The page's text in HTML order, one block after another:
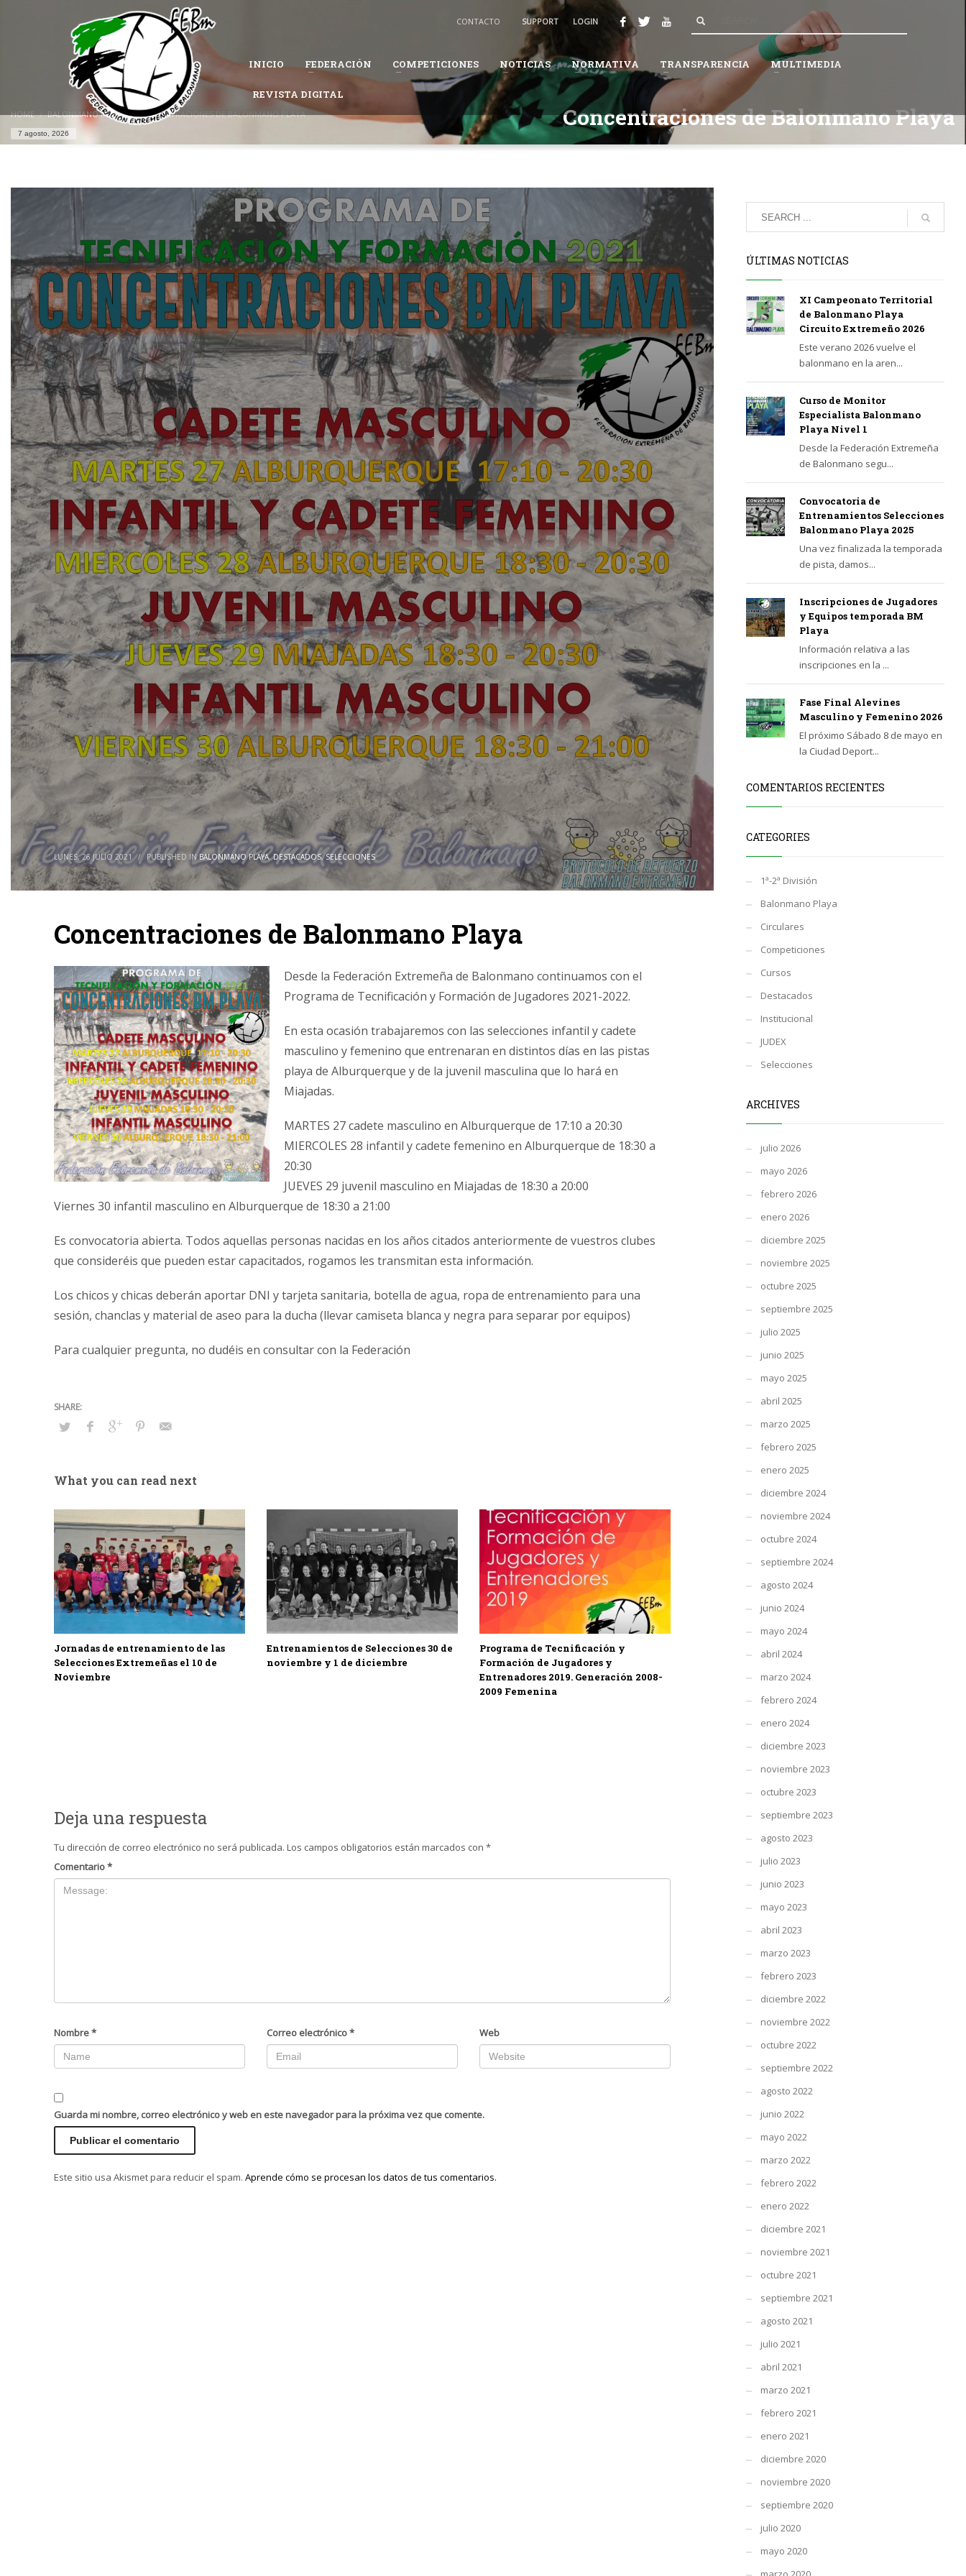
CÓMO AFILIARSE A LA FEDERACIÓN EXTREMEÑA DE BALONMANO
Completa el formulario de afiliación Recibirás un email para confirmar tu solicitud. Espera a que la Federación valide tu solicitud.
Permanece atento al estado de tu solicitud, es posible que la Federación te pueda solicitar información adicional para completar tus datos.
Si tienes problemas con tu afiliación,contacta con nosotrosy te ayudaremos en el proceso.
CONTACTO SUPPORT LOGIN
INICIO FEDERACIÓN COMPETICIONES NOTICIAS NORMATIVA TRANSPARENCIA MULTIMEDIA
REVISTA DIGITAL
HOME BALONMANO PLAYA CONCENTRACIONES DE BALONMANO PLAYA
7 agosto, 2026
Concentraciones de Balonmano Playa
LUNES, 26 JULIO 2021 / PUBLISHED INBALONMANO PLAYA,DESTACADOS,SELECCIONES
Concentraciones de Balonmano Playa
Desde la Federación Extremeña de Balonmano continuamos con el
Programa de Tecnificación y Formación de Jugadores 2021-2022.
En esta ocasión trabajaremos con las selecciones infantil y cadete
masculino y femenino que entrenaran en distintos días en las pistas
playa de Alburquerque y de la juvenil masculina que lo hará en
Miajadas.
MARTES 27 cadete masculino en Alburquerque de 17:10 a 20:30
MIERCOLES 28 infantil y cadete femenino en Alburquerque de 18:30 a
20:30
JUEVES 29 juvenil masculino en Miajadas de 18:30 a 20:00
Viernes 30 infantil masculino en Alburquerque de 18:30 a 21:00
Es convocatoria abierta. Todos aquellas personas nacidas en los años citados anteriormente de vuestros clubes
que consideréis que pueden estar capacitados, rogamos les transmitan esta información.
Los chicos y chicas deberán aportar DNI y tarjeta sanitaria, botella de agua, ropa de entrenamiento para una
sesión, chanclas y material de aseo para la ducha (llevar camiseta blanca y negra para separar por equipos)
Para cualquier pregunta, no dudéis en consultar con la Federación
What you can read next
Jornadas de entrenamiento de las
Selecciones Extremeñas el 10 de
Noviembre
Entrenamientos de Selecciones 30 de
noviembre y 1 de diciembre
Programa de Tecnificación y
Formación de Jugadores y
Entrenadores 2019. Generación 2008-
2009 Femenina
Deja una respuesta
Tu dirección de correo electrónico no será publicada. Los campos obligatorios están marcados con *
Comentario*
Nombre* Correo electrónico* Web
Guarda mi nombre, correo electrónico y web en este navegador para la próxima vez que comente.
Este sitio usa Akismet para reducir el spam. Aprende cómo se procesan los datos de tus comentarios.
ÚLTIMAS NOTICIAS
XI Campeonato Territorial
de Balonmano Playa
Circuito Extremeño 2026
Este verano 2026 vuelve el
balonmano en la aren...
Curso de Monitor
Especialista Balonmano
Playa Nivel 1
Desde la Federación Extremeña
de Balonmano segu...
Convocatoria de
Entrenamientos Selecciones
Balonmano Playa 2025
Una vez finalizada la temporada
de pista, damos...
Inscripciones de Jugadores
y Equipos temporada BM
Playa
Información relativa a las
inscripciones en la ...
Fase Final Alevines
Masculino y Femenino 2026
El próximo Sábado 8 de mayo en
la Ciudad Deport...
COMENTARIOS RECIENTES
CATEGORIES
1ª-2ª División
Balonmano Playa
Circulares
Competiciones
Cursos
Destacados
Institucional
JUDEX
Selecciones
ARCHIVES
julio 2026
mayo 2026
febrero 2026
enero 2026
diciembre 2025
noviembre 2025
octubre 2025
septiembre 2025
julio 2025
junio 2025
mayo 2025
abril 2025
marzo 2025
febrero 2025
enero 2025
diciembre 2024
noviembre 2024
octubre 2024
septiembre 2024
agosto 2024
junio 2024
mayo 2024
abril 2024
marzo 2024
febrero 2024
enero 2024
diciembre 2023
noviembre 2023
octubre 2023
septiembre 2023
agosto 2023
julio 2023
junio 2023
mayo 2023
abril 2023
marzo 2023
febrero 2023
diciembre 2022
noviembre 2022
octubre 2022
septiembre 2022
agosto 2022
junio 2022
mayo 2022
marzo 2022
febrero 2022
enero 2022
diciembre 2021
noviembre 2021
octubre 2021
septiembre 2021
agosto 2021
julio 2021
abril 2021
marzo 2021
febrero 2021
enero 2021
diciembre 2020
noviembre 2020
septiembre 2020
julio 2020
mayo 2020